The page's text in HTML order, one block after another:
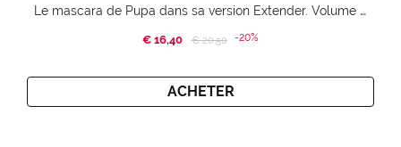
Le mascara de Pupa dans sa version Extender. Volume extension 3D. Des cils amplifiés et liftés à l’infini.
€ 16,40 Price reduced from
€ 20,50to-20%
ACHETER